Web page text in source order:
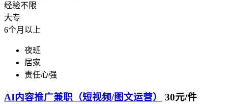
经验不限
大专
6个月以上
夜班
居家
责任心强
AI内容推广兼职（短视频/图文运营） 30元/件